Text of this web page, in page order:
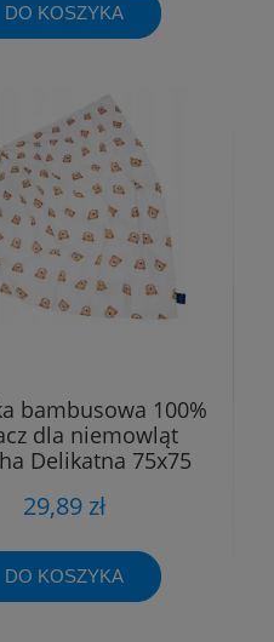
DO KOSZYKA
bambusowa 100%
dla niemowląt
Delikatna 75x75
29,89 zł
DO KOSZYKA